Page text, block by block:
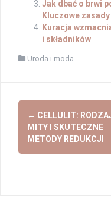
Jak dbać o brwi
Kluczowe
Kuracja
i składników
Uroda i moda
Post
navigation
← CELLULIT:
MITY I SKUTECZNE
METODY REDUKCJI